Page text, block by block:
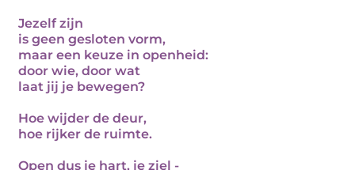
Jezelf zijn
is geen gesloten vorm,
maar een keuze in openheid:
door wie, door wat
laat jij je bewegen?
Hoe wijder de deur,
hoe rijker de ruimte.
Open dus je hart, je ziel -